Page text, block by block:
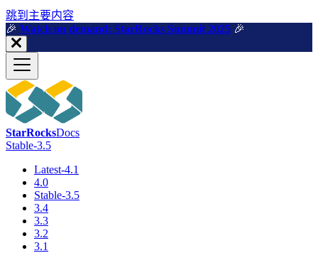
跳到主要内容
🎉️ Watch on demand: StarRocks Summit 2025 🎉️
StarRocksDocs
Stable-3.5
Latest-4.1
4.0
Stable-3.5
3.4
3.3
3.2
3.1